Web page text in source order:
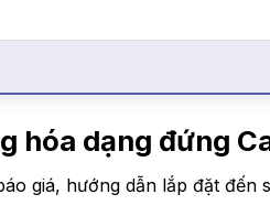
hóa dạng đứng
giá, hướng dẫn lắp đặt đến